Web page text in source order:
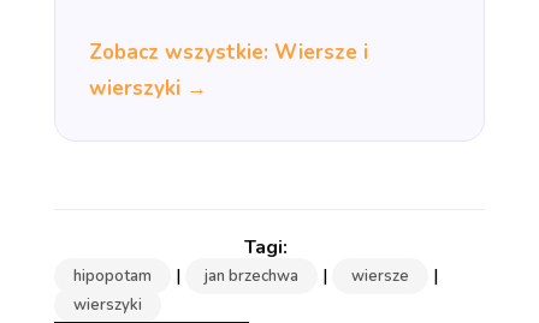
Zobacz wszystkie: Wiersze i
wierszyki →
hipopotam | jan brzechwa | wiersze |
wierszyki